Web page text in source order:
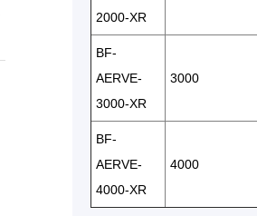
2000-XR
BF-
AERVE-
3000-XR
3000
BF-
AERVE-
4000-XR
4000